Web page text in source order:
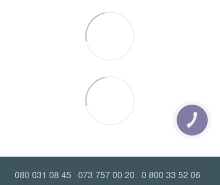
080 031 08 45 073 757 00 20 0 800 33 52 06
КНОПКА
ЗВ'ЯЗКУ